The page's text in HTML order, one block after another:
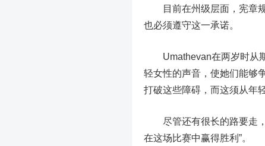
目前在州级层面，宪章规
也必须遵守这一承诺。
Umathevan在两岁时从斯
轻女性的声音，使她们能够
打破这些障碍，而这须从年
尽管还有很长的路要走，
在这场比赛中赢得胜利”。